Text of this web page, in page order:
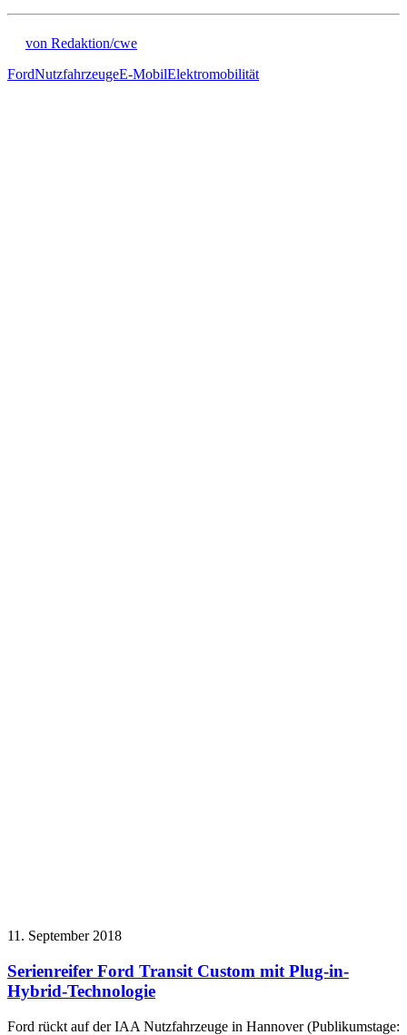
von Redaktion/cwe
FordNutzfahrzeugeE-MobilElektromobilität
11. September 2018
Serienreifer Ford Transit Custom mit Plug-in-
Hybrid-Technologie
Ford rückt auf der IAA Nutzfahrzeuge in Hannover (Publikumstage: